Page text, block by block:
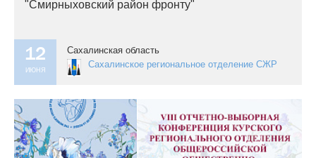
"Смирныховский район фронту"
12
ИЮНЯ
Сахалинская область
Сахалинское региональное отделение СЖР